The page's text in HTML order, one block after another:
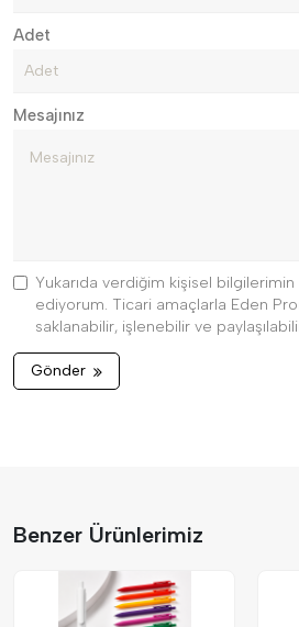
Adet
Mesajınız
Yukarıda verdiğim kişisel
ediyorum. Ticari amaçlarla Eden
saklanabilir, işlenebilir ve
Gönder
Benzer Ürünlerimiz